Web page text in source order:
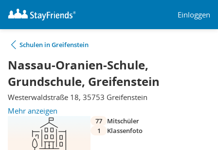
Einloggen
Schulen in Greifenstein
Nassau-Oranien-Schule,
Grundschule, Greifenstein
Westerwaldstraße 18, 35753 Greifenstein
Mehr anzeigen
77
Mitschüler
1
Klassenfoto